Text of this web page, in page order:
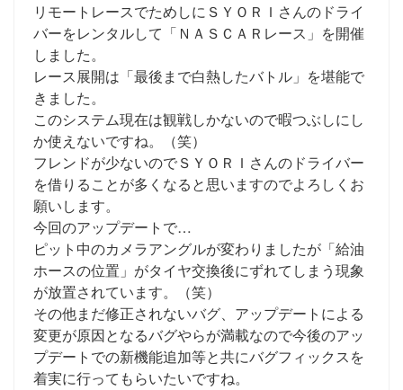
リモートレースでためしにＳＹＯＲＩさんのドライ
バーをレンタルして「ＮＡＳＣＡＲレース」を開催
しました。
レース展開は「最後まで白熱したバトル」を堪能で
きました。
このシステム現在は観戦しかないので暇つぶしにし
か使えないですね。（笑）
フレンドが少ないのでＳＹＯＲＩさんのドライバー
を借りることが多くなると思いますのでよろしくお
願いします。
今回のアップデートで…
ピット中のカメラアングルが変わりましたが「給油
ホースの位置」がタイヤ交換後にずれてしまう現象
が放置されています。（笑）
その他まだ修正されないバグ、アップデートによる
変更が原因となるバグやらが満載なので今後のアッ
プデートでの新機能追加等と共にバグフィックスを
着実に行ってもらいたいですね。